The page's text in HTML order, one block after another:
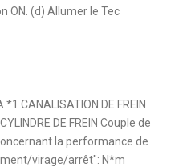
ON. (d) Allumer le Tec
*1 CANALISATION DE FREIN
DE FREIN Couple de
la performance de
virage/arrêt": N*m